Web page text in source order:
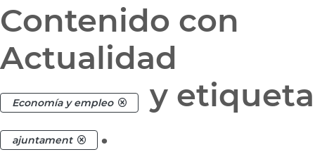
Contenido con
Actualidad
Economía y empleo y etiqueta
ajuntament .